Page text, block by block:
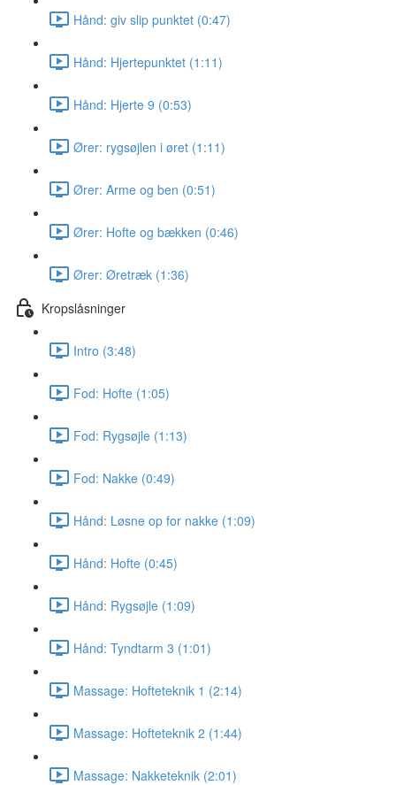
Hånd: giv slip punktet (0:47)
Hånd: Hjertepunktet (1:11)
Hånd: Hjerte 9 (0:53)
Ører: rygsøjlen i øret (1:11)
Ører: Arme og ben (0:51)
Ører: Hofte og bækken (0:46)
Ører: Øretræk (1:36)
Kropslåsninger
Intro (3:48)
Fod: Hofte (1:05)
Fod: Rygsøjle (1:13)
Fod: Nakke (0:49)
Hånd: Løsne op for nakke (1:09)
Hånd: Hofte (0:45)
Hånd: Rygsøjle (1:09)
Hånd: Tyndtarm 3 (1:01)
Massage: Hofteteknik 1 (2:14)
Massage: Hofteteknik 2 (1:44)
Massage: Nakketeknik (2:01)